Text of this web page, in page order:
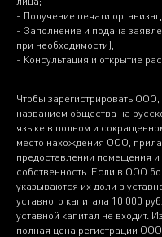
- Получение печати
- Заполнение и подача
при необходимости);
- Консультация и открытие
Чтобы зарегистрировать
названием общества на
языке в полном и
место нахождения ООО,
предоставлении помещения и
собственность. Если в ООО
указываются их доли в
уставного капитала 10 000
уставной капитал не входит.
полная цена регистрации ООО.